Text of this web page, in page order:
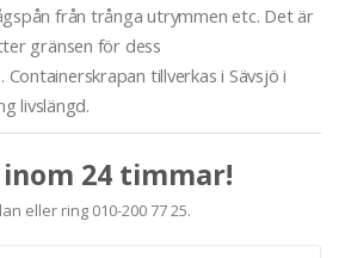
från trånga utrymmen etc. Det är
gränsen för dess
tillverkas i Sävsjö i
livslängd.
24 timmar!
eller ring 010-200 77 25.